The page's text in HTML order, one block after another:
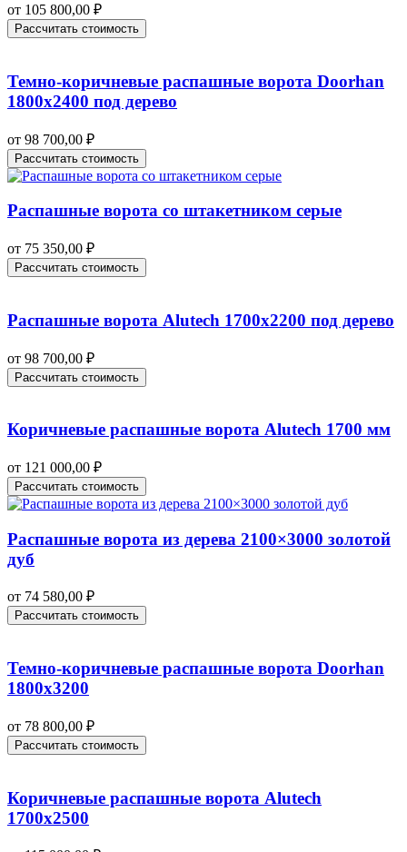
от 105 800,00 ₽
Рассчитать стоимость
Темно-коричневые распашные ворота Doorhan
1800х2400 под дерево
от 98 700,00 ₽
Рассчитать стоимость
Распашные ворота со штакетником серые
от 75 350,00 ₽
Рассчитать стоимость
Распашные ворота Alutech 1700х2200 под дерево
от 98 700,00 ₽
Рассчитать стоимость
Коричневые распашные ворота Alutech 1700 мм
от 121 000,00 ₽
Рассчитать стоимость
Распашные ворота из дерева 2100×3000 золотой
дуб
от 74 580,00 ₽
Рассчитать стоимость
Темно-коричневые распашные ворота Doorhan
1800х3200
от 78 800,00 ₽
Рассчитать стоимость
Коричневые распашные ворота Alutech
1700х2500